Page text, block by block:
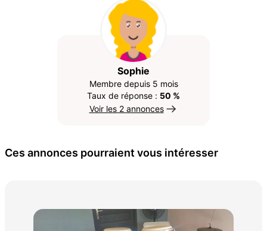
Sophie
Membre depuis 5 mois
Taux de réponse : 50 %
Voir les 2 annonces
Ces annonces pourraient vous intéresser